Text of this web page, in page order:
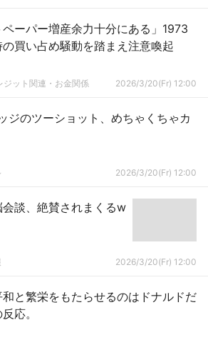
ーパー増産余力十分にある」1973
買い占め騒動を踏まえ注意喚起
ット関連・お金関係 2026/3/20(Fr) 12:00
ジのツーショット、めちゃくちゃカ
2026/3/20(Fr) 12:00
談、絶賛されまくるw
2026/3/20(Fr) 12:00
と繁栄をもたらせるのはドナルドだ
応。